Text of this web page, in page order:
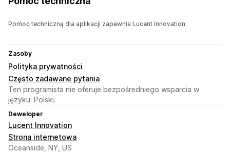
Pomoc techniczną dla aplikacji zapewnia Lucent Innovation.
Zasoby
Polityka prywatności
Często zadawane pytania
Ten programista nie oferuje bezpośredniego wsparcia w
języku: Polski.
Deweloper
Lucent Innovation
Strona internetowa
Oceanside, NY, US